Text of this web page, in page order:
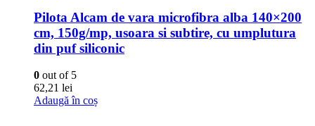
Pilota Alcam de vara microfibra alba 140×200
cm, 150g/mp, usoara si subtire, cu umplutura
din puf siliconic
0 out of 5
62,21 lei
Adaugă în coș